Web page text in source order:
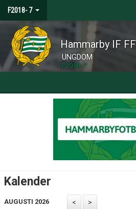
F2018- 7
Hammarby IF FF
UNGDOM
F2018- 7
Kalender
AUGUSTI 2026